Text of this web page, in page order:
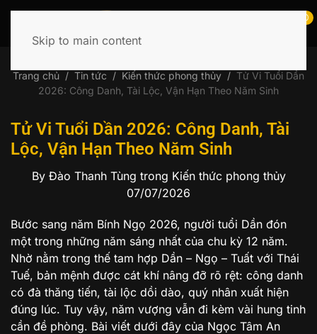
Skip to main content
Tìm
0
Trang chủ Tin tức Kiến thức phong thủy
Tử Vi Tuổi Dần
2026: Công Danh, Tài Lộc, Vận Hạn Theo Năm Sinh
Tử Vi Tuổi Dần 2026: Công Danh, Tài
Lộc, Vận Hạn Theo Năm Sinh
By Đào Thanh Tùng trong Kiến thức phong thủy
07/07/2026
Bước sang năm Bính Ngọ 2026, người tuổi Dần đón
một trong những năm sáng nhất của chu kỳ 12 năm.
Nhờ nằm trong thế tam hợp Dần – Ngọ – Tuất với Thái
Tuế, bản mệnh được cát khí nâng đỡ rõ rệt: công danh
có đà thăng tiến, tài lộc dồi dào, quý nhân xuất hiện
đúng lúc. Tuy vậy, năm vượng vẫn đi kèm vài hung tinh
cần đề phòng. Bài viết dưới đây của Ngọc Tâm An